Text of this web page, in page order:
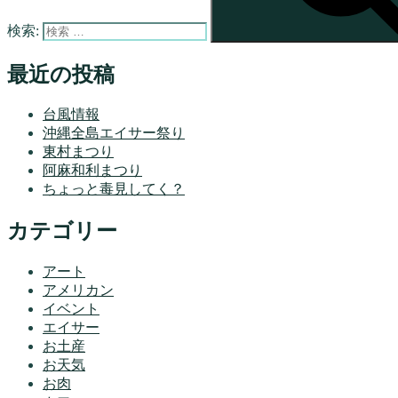
検索:
最近の投稿
台風情報
沖縄全島エイサー祭り
東村まつり
阿麻和利まつり
ちょっと毒見してく？
カテゴリー
アート
アメリカン
イベント
エイサー
お土産
お天気
お肉